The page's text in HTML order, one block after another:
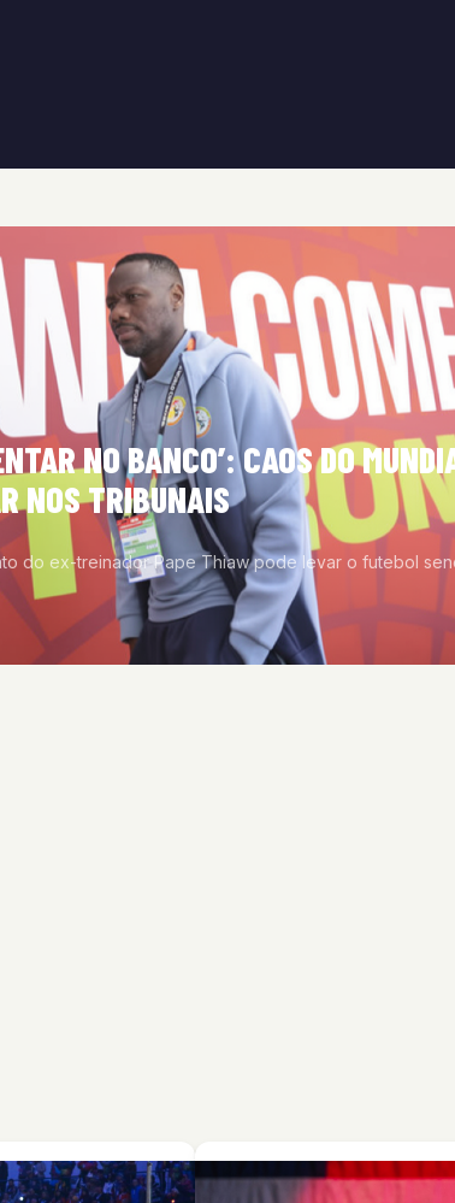
NO BANCO’: CAOS DO
NOS TRIBUNAIS
do ex-treinador Pape Thiaw pode levar o futebol